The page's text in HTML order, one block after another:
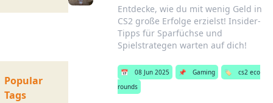
Entdecke, wie du mit wenig Geld in
CS2 große Erfolge erzielst! Insider-
Tipps für Sparfüchse und
Spielstrategen warten auf dich!
📅 08 Jun 2025 📌 Gaming 🏷️
cs2 eco
rounds
Popular
Tags